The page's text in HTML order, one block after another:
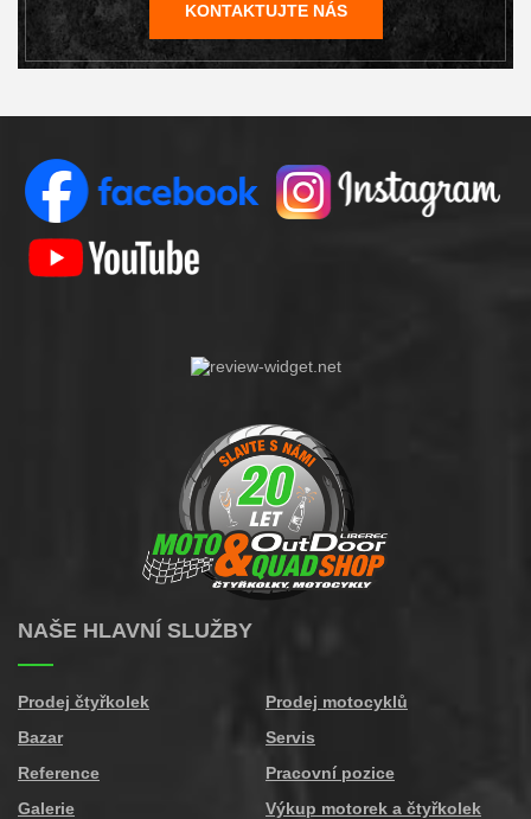
KONTAKTUJTE NÁS
NAŠE HLAVNÍ SLUŽBY
Prodej čtyřkolek
Prodej motocyklů
Bazar
Servis
Reference
Pracovní pozice
Galerie
Výkup motorek a čtyřkolek